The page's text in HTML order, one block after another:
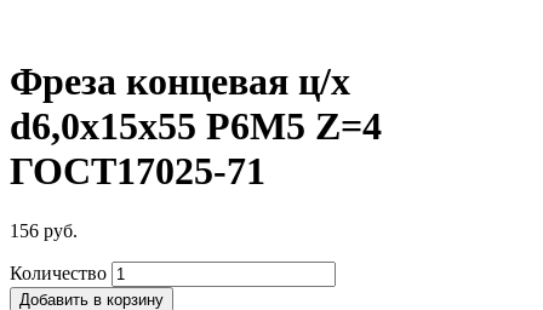
Фреза концевая ц/х
d6,0х15х55 Р6М5 Z=4
ГОСТ17025-71
156 руб.
Количество
Добавить в корзину